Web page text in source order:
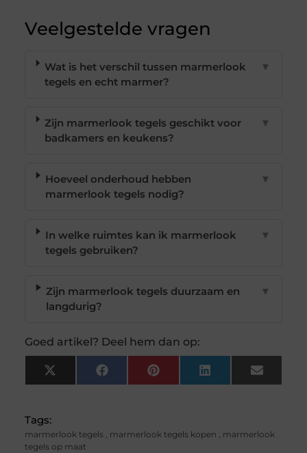
Veelgestelde vragen
Wat is het verschil tussen marmerlook
tegels en echt marmer?
▼
Zijn marmerlook tegels geschikt voor
badkamers en keukens?
▼
Hoeveel onderhoud hebben
marmerlook tegels nodig?
▼
In welke ruimtes kan ik marmerlook
tegels gebruiken?
▼
Zijn marmerlook tegels duurzaam en
langdurig?
▼
Goed artikel? Deel hem dan op:
X
(Twitter)
FacebookPinterest LinkedIn Email
Tags:
marmerlook tegels, marmerlook tegels kopen , marmerlook
tegels op maat